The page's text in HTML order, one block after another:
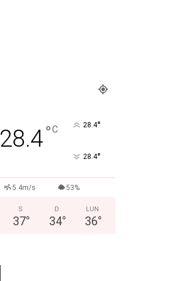
28.4°C 28.4°
28.4°
5.4m/s 53%
S
37°
D
34°
LUN
36°